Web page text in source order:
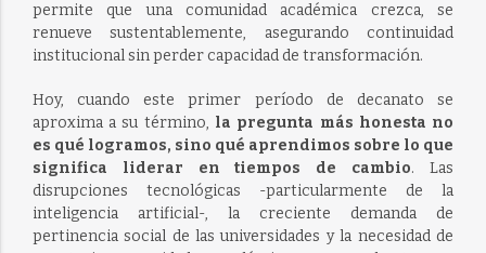
permite que una comunidad académica crezca, se
renueve sustentablemente, asegurando continuidad
institucional sin perder capacidad de transformación.
Hoy, cuando este primer período de decanato se
aproxima a su término, la pregunta más honesta no
es qué logramos, sino qué aprendimos sobre lo que
significa liderar en tiempos de cambio. Las
disrupciones tecnológicas -particularmente de la
inteligencia artificial-, la creciente demanda de
pertinencia social de las universidades y la necesidad de